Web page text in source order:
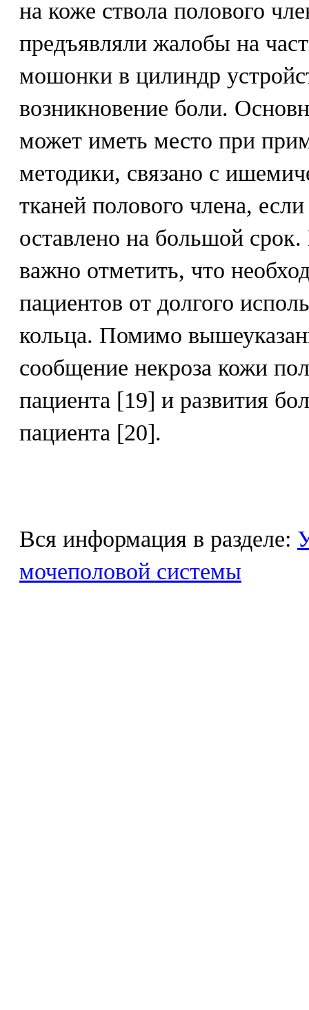
на коже ствола полового
предъявляли жалобы на
мошонки в цилиндр
возникновение боли.
может иметь место при
методики, связано с
тканей полового члена,
оставлено на большой
важно отметить, что
пациентов от долгого
кольца. Помимо
сообщение некроза кожи
пациента [19] и развития
пациента [20].
Вся информация в разделе:
мочеполовой системы